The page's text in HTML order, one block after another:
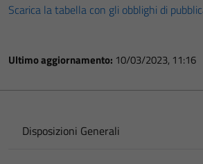
Scarica la tabella con gli obblighi di
Ultimo aggiornamento: 10/03/2023, 11:16
Disposizioni Generali